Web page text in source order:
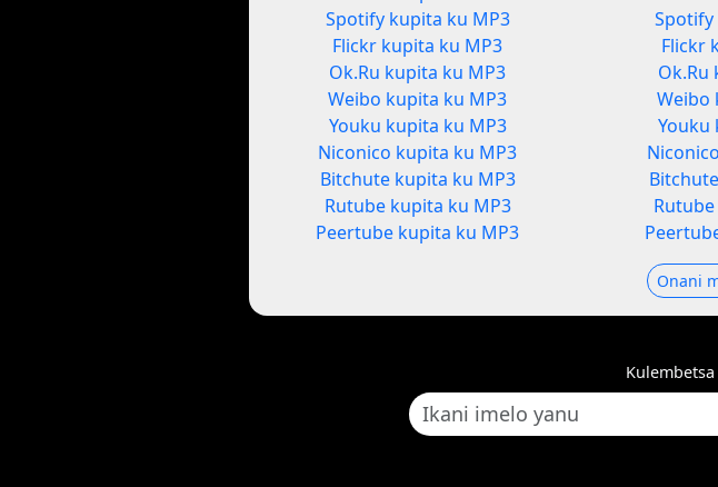
Spotify kupita ku MP3
Flickr kupita ku MP3
Ok.Ru kupita ku MP3
Weibo kupita ku MP3
Youku kupita ku MP3
Niconico kupita ku MP3
Bitchute kupita ku MP3
Rutube kupita ku MP3
Peertube kupita ku MP3
Flickr
Ok.Ru
Weibo
Youku
Onani